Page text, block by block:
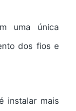
uma única
dos fios e
instalar mais